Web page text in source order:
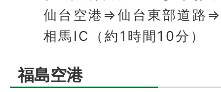
仙台空港⇒仙台東部道路
相馬IC（約1時間10分）
福島空港